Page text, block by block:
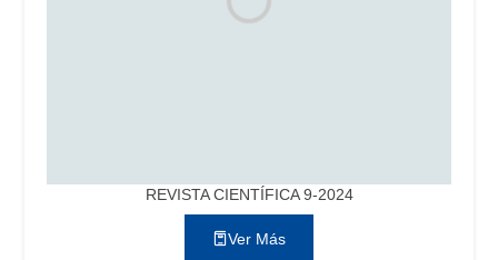
REVISTA CIENTÍFICA 9-2024
Ver Más